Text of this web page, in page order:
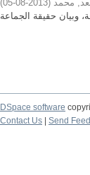
محمد (
2013-08-05
)
وبيان حقيقة الجماعة
DSpace software
Contact Us
Send